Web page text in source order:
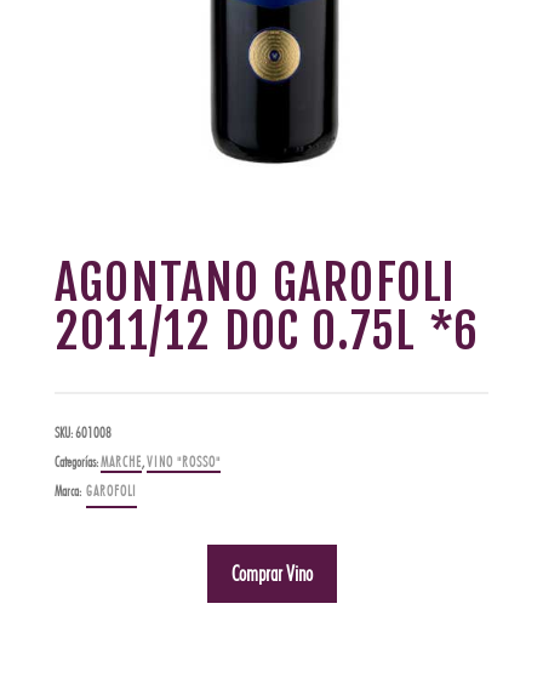
AGONTANO GAROFOLI
2011/12 DOC 0.75L *6
SKU:601008
Categorías:MARCHE,VINO "ROSSO"
Marca: GAROFOLI
Comprar Vino